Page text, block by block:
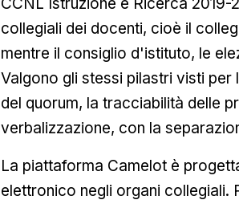
CCNL Istruzione e Ricerca
collegiali dei docenti, cioè il
mentre il consiglio d'istituto, le
Valgono gli stessi pilastri visti
del quorum, la tracciabilità delle
verbalizzazione, con la
La piattaforma Camelot è
elettronico negli organi collegiali.